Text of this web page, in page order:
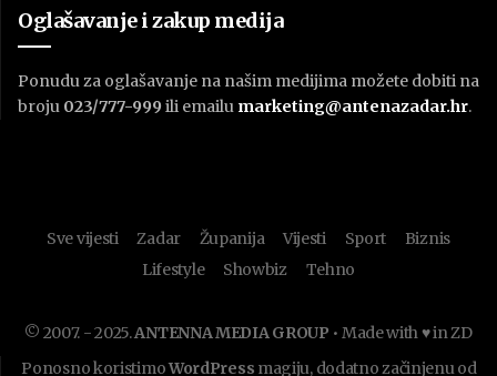
Oglašavanje i zakup medija
Ponudu za oglašavanje na našim medijima možete dobiti na
broju 023/777-999 ili emailu marketing@antenazadar.hr.
Sve vijesti Zadar Županija Vijesti Sport
Biznis
Lifestyle
Showbiz Tehno
© 2007. - 2025.ANTENNA MEDIA GROUP • Made with ♥ in ZD
Ponosno koristimoWordPress magiju, dodatno začinjenu od